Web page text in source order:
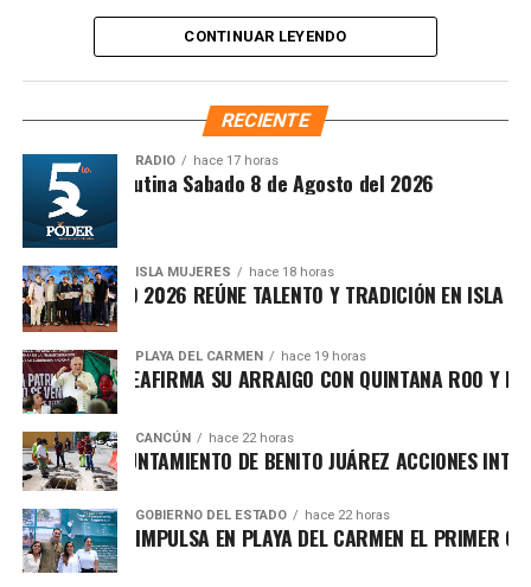
Recibe las noticias al instante
Únete al canal oficial de WhatsApp de
Quinto Podery recibe las noticias más
importantes de Quintana Roo directamente
en tu teléfono.
permiten que las familias disfruten de espacios seguros y
influyentes del pop-folk contemporáneo, interpretó sus
temas más reconocidos ante un público que abarrotó la
zona del puente. Canciones como “Cómo te atreves”,
“Besos en guerra”, “Amor con hielo”, “Cuando nadie ve”, “No
se va”, “Mi nuevo vicio”, “A dónde vamos”, “Faltas tú”,
CONTINUAR LEYENDO
RECIENTE
RADIO hace 17 horas
Síntesis Matutina Sabado 8 de Agosto del 2026
ISLA MUJERES hace 18 horas
ISLEÑO 2026 REÚNE TALENTO Y TRADICIÓN EN ISLA
PLAYA DEL CARMEN hace 19 horas
MARÍN REAFIRMA SU ARRAIGO CON QUINTANA ROO Y
CANCÚN hace 22 horas
AYUNTAMIENTO DE BENITO JUÁREZ ACCIONES
GOBIERNO DEL ESTADO hace 22 horas
LEZAMA IMPULSA EN PLAYA DEL CARMEN EL PRIMER